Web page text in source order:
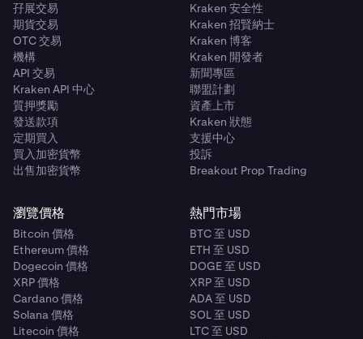
孖展交易
期貨交易
OTC 交易
機構
API 交易
Kraken API 中心
質押獎勵
發送款項
定期買入
買入加密貨幣
出售加密貨幣
Kraken 安全性
Kraken 招賢納士
Kraken 博客
Kraken 開發者
新聞專區
聯盟計劃
資產上市
Kraken 狀態
支援中心
投訴
Breakout Prop Trading
瀏覽價格
Bitcoin 價格
Ethereum 價格
Dogecoin 價格
XRP 價格
Cardano 價格
Solana 價格
Litecoin 價格
熱門市場
BTC 至 USD
ETH 至 USD
DOGE 至 USD
XRP 至 USD
ADA 至 USD
SOL 至 USD
LTC 至 USD